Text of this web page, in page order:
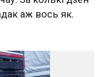
аж вось як.